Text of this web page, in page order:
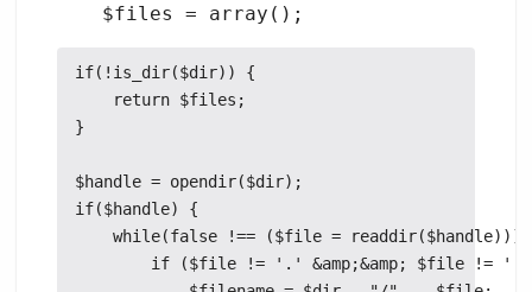
if(!is_dir($dir)) {
    return $files;
}
$handle = opendir($dir);
if($handle) {
while(false !== ($file = readdir($handle)))
if ($file != '.' &amp;&amp; $file !=